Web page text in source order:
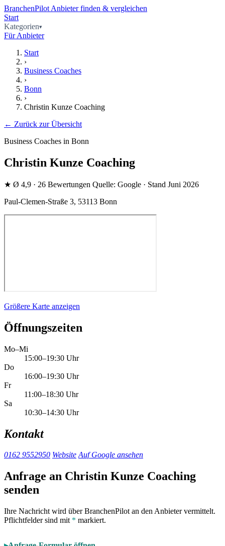
BranchenPilot Anbieter finden & vergleichen
Start
Kategorien
Für Anbieter
Start
›
Business Coaches
›
Bonn
›
Christin Kunze Coaching
← Zurück zur Übersicht
Business Coaches in Bonn
Christin Kunze Coaching
★ Ø 4,9 · 26 Bewertungen Quelle: Google · Stand Juni 2026
Paul-Clemen-Straße 3, 53113 Bonn
Größere Karte anzeigen
Öffnungszeiten
Mo–Mi
15:00–19:30 Uhr
Do
16:00–19:30 Uhr
Fr
11:00–18:30 Uhr
Sa
10:30–14:30 Uhr
Kontakt
0162 9552950 Website Auf Google ansehen
Anfrage an Christin Kunze Coaching
senden
Ihre Nachricht wird über BranchenPilot an den Anbieter vermittelt.
Pflichtfelder sind mit * markiert.